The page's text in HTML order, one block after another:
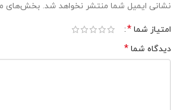
نشانی ایمیل شما منتشر نخواهد شد. بخش‌های
امتیاز شما *
دیدگاه شما *